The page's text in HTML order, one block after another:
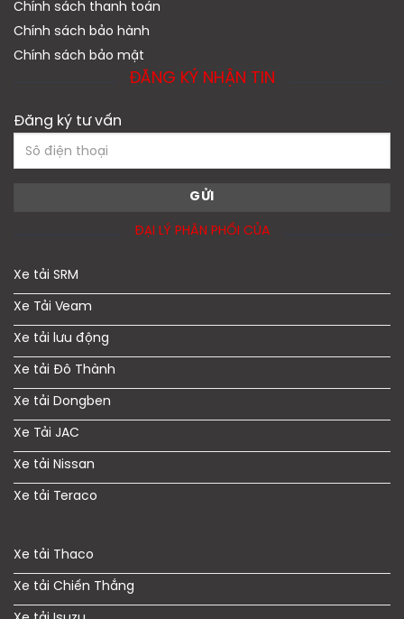
Chính sách thanh toán
Chính sách bảo hành
Chính sách bảo mật
ĐĂNG KÝ NHẬN TIN
Đăng ký tư vấn
ĐẠI LÝ PHÂN PHỐI CỦA
Xe tải SRM
Xe Tải Veam
Xe tải lưu động
Xe tải Đô Thành
Xe tải Dongben
Xe Tải JAC
Xe tải Nissan
Xe tải Teraco
Xe tải Thaco
Xe tải Chiến Thắng